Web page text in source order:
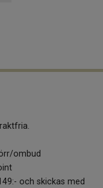
ombud
och skickas med